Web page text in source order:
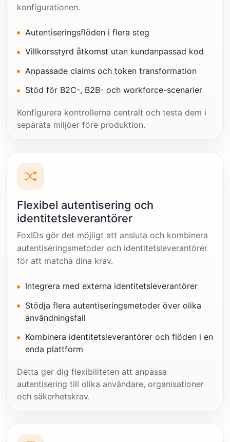
konfigurationen.
Autentiseringsflöden i flera steg
Villkorsstyrd åtkomst utan kundanpassad kod
Anpassade claims och token transformation
Stöd för B2C-, B2B- och workforce-scenarier
Konfigurera kontrollerna centralt och testa dem i
separata miljöer före produktion.
Flexibel autentisering och
identitetsleverantörer
FoxIDs gör det möjligt att ansluta och kombinera
autentiseringsmetoder och identitetsleverantörer
för att matcha dina krav.
Integrera med externa identitetsleverantörer
Stödja flera autentiseringsmetoder över olika
användningsfall
Kombinera identitetsleverantörer och flöden i en
enda plattform
Detta ger dig flexibiliteten att anpassa
autentisering till olika användare, organisationer
och säkerhetskrav.